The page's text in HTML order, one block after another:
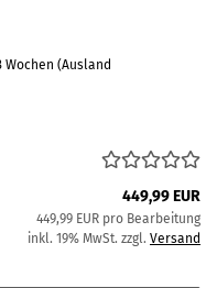
Wochen (Ausland
449,99 EUR
449,99 EUR pro Bearbeitung
inkl. 19% MwSt. zzgl. Versand